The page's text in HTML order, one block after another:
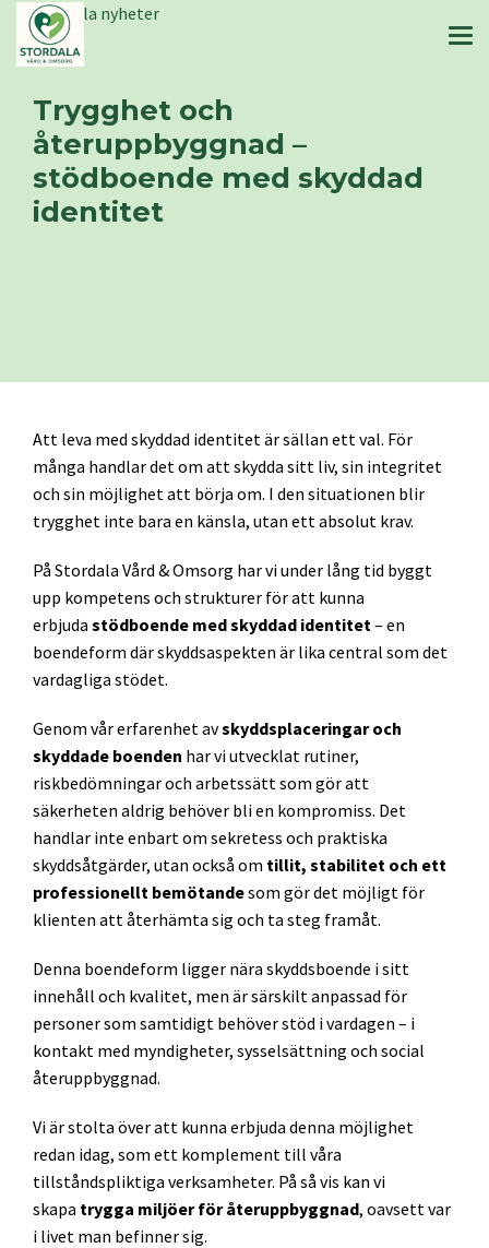
Stordala nyheter
Trygghet och
återuppbyggnad –
stödboende med skyddad
identitet
Att leva med skyddad identitet är sällan ett val. För
många handlar det om att skydda sitt liv, sin integritet
och sin möjlighet att börja om. I den situationen blir
trygghet inte bara en känsla, utan ett absolut krav.
På Stordala Vård & Omsorg har vi under lång tid byggt
upp kompetens och strukturer för att kunna
erbjuda stödboende med skyddad identitet– en
boendeform där skyddsaspekten är lika central som det
vardagliga stödet.
Genom vår erfarenhet avskyddsplaceringar och
skyddade boenden har vi utvecklat rutiner,
riskbedömningar och arbetssätt som gör att
säkerheten aldrig behöver bli en kompromiss. Det
handlar inte enbart om sekretess och praktiska
skyddsåtgärder, utan också om tillit, stabilitet och ett
professionellt bemötandesom gör det möjligt för
klienten att återhämta sig och ta steg framåt.
Denna boendeform ligger nära skyddsboende i sitt
innehåll och kvalitet, men är särskilt anpassad för
personer som samtidigt behöver stöd i vardagen – i
kontakt med myndigheter, sysselsättning och social
återuppbyggnad.
Vi är stolta över att kunna erbjuda denna möjlighet
redan idag, som ett komplement till våra
tillståndspliktiga verksamheter. På så vis kan vi
skapa trygga miljöer för återuppbyggnad, oavsett var
i livet man befinner sig.